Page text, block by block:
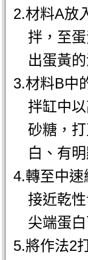
2.材料A放
拌，至
出蛋黃
3.材料B中
拌缸中
砂糖，
白、有
4.轉至中
接近乾
尖端蛋
5.將作法2